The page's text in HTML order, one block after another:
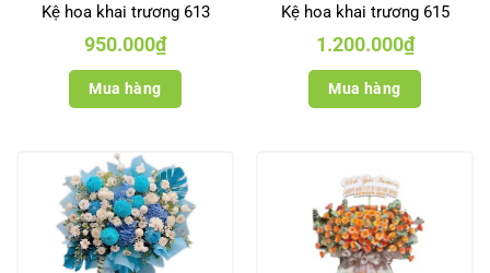
Kệ hoa khai trương 613
950.000₫
Mua hàng
Kệ hoa khai trương 615
1.200.000₫
Mua hàng